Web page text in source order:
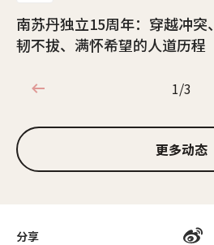
分享
南苏丹独立15周年：穿越冲突
韧不拔、满怀希望的人道历程
1/3
1/3
更多动态